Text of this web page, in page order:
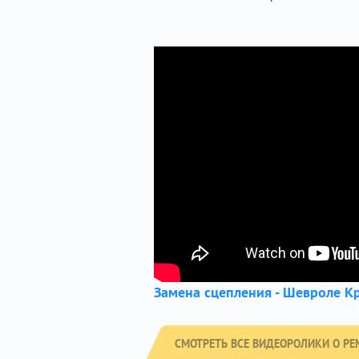
Замена сцепления - Шевроле
СМОТРЕТЬ ВСЕ ВИДЕОРОЛИКИ О